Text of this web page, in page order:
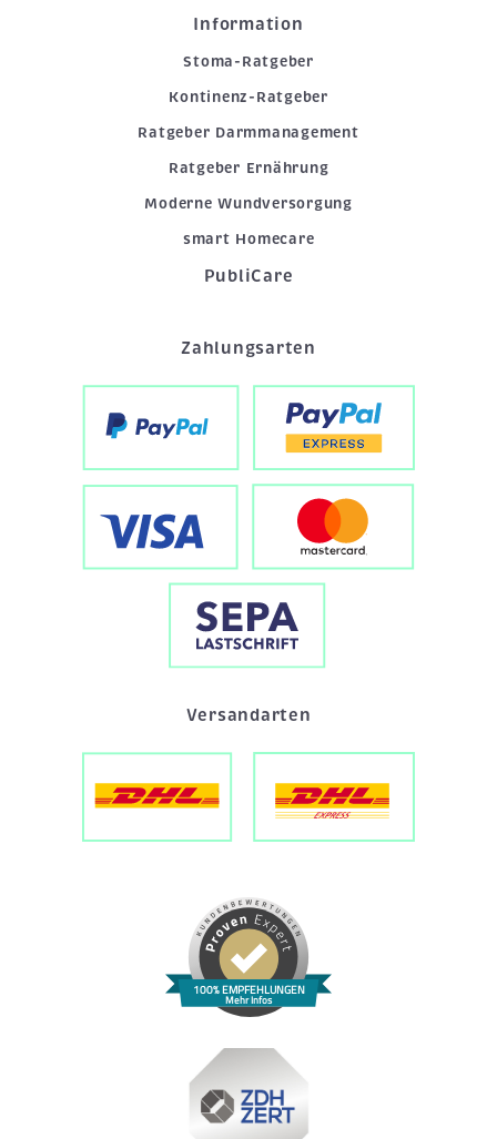
Information
Stoma-Ratgeber
Kontinenz-Ratgeber
Ratgeber Darmmanagement
Ratgeber Ernährung
Moderne Wundversorgung
smart Homecare
PubliCare
Zahlungsarten
Versandarten
100% EMPFEHLUNGEN
Mehr Infos